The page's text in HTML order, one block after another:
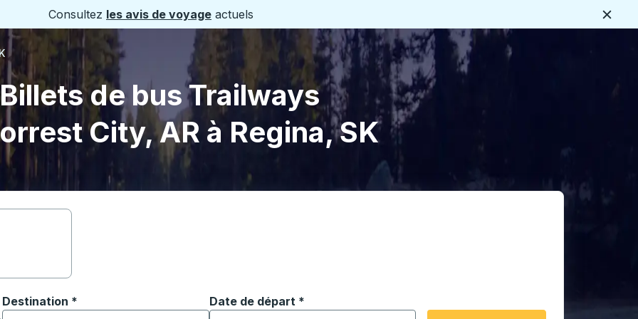
Consultez les avis de voyage actuels
Billets de bus Trailways
City, AR à Regina, SK
Destination *
Date de départ *
Tapez la date au format date Barre oblique du mois à 2 chiffres Barre